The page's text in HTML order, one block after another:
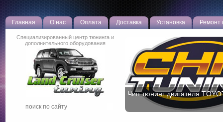
Главная О нас Оплата Доставка Установка Ремонт
Специализированный центр тюнинга и
дополнительного оборудования
Чип тюнинг двигателя